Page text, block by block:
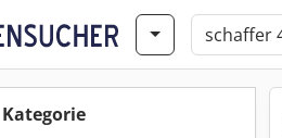
Kategorie